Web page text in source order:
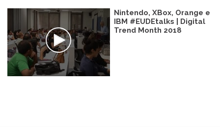
Nintendo, XBox, Orange e
IBM #EUDEtalks | Digital
Trend Month 2018